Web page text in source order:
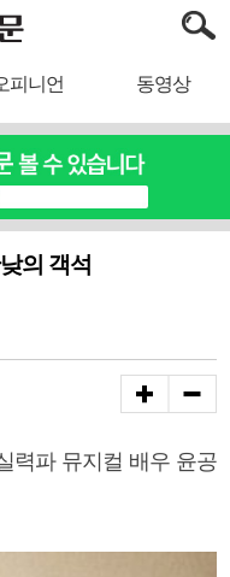
피니언 동영상
의 객석
력파 뮤지컬 배우 윤공